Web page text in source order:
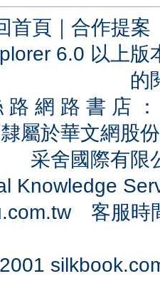
首頁 ｜ 合作提案
6.0 以上
的
路 網 路 書 店
屬於華文網股
采舍國際有
Knowledge
客服時